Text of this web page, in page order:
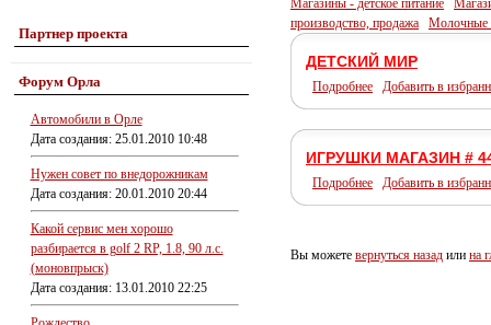
Партнер проекта
Форум Орла
Автомобили в Орле
Дата создания: 25.01.2010 10:48
Нужен совет по внедорожникам
Дата создания: 20.01.2010 20:44
Какой сервис мен хорошо
разбирается в golf 2 RP, 1.8, 90 л.с.
(моновпрыск)
Дата создания: 13.01.2010 22:25
Магазины - детское питание
производство, продажа
Молочные
ДЕТСКИЙ МИР
Подробнее Добавить в
ИГРУШКИ МАГАЗИН #
Подробнее Добавить в
Вы можете вернуться назад или на